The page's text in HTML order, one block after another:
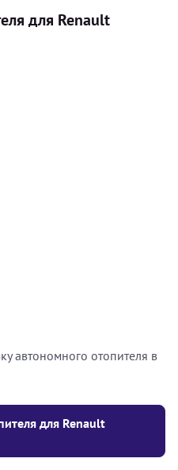
для Renault
автономного отопителя в
для Renault